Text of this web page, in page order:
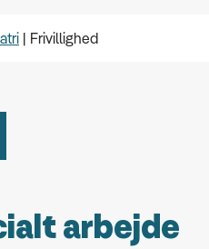
Frivillighed
arbejde